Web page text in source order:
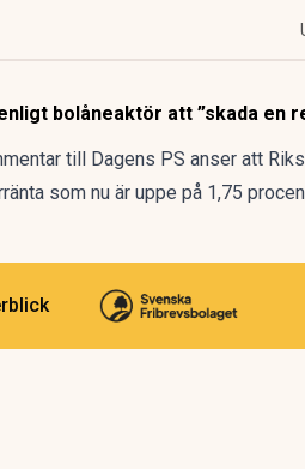
bolåneaktör att ”skada en
till Dagens PS anser att
som nu är uppe på 1,75